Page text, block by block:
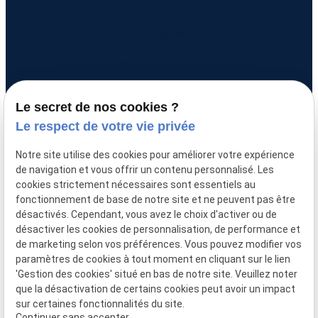
Actualités
Prendre contact
Mentions légales
Politique de
confidentialité
Gestion
des
Plan du
site
SIRET :
32754341900029
Le secret de nos cookies ?
Le respect de votre vie privée
Notre site utilise des cookies pour améliorer votre expérience
de navigation et vous offrir un contenu personnalisé. Les
cookies strictement nécessaires sont essentiels au
fonctionnement de base de notre site et ne peuvent pas être
désactivés. Cependant, vous avez le choix d'activer ou de
désactiver les cookies de personnalisation, de performance et
de marketing selon vos préférences. Vous pouvez modifier vos
paramètres de cookies à tout moment en cliquant sur le lien
'Gestion des cookies' situé en bas de notre site. Veuillez noter
que la désactivation de certains cookies peut avoir un impact
sur certaines fonctionnalités du site.